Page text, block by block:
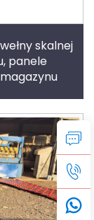
skalnej
panele